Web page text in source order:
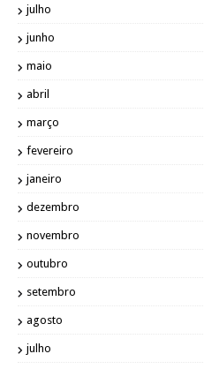
julho
junho
maio
abril
março
fevereiro
janeiro
dezembro
novembro
outubro
setembro
agosto
julho